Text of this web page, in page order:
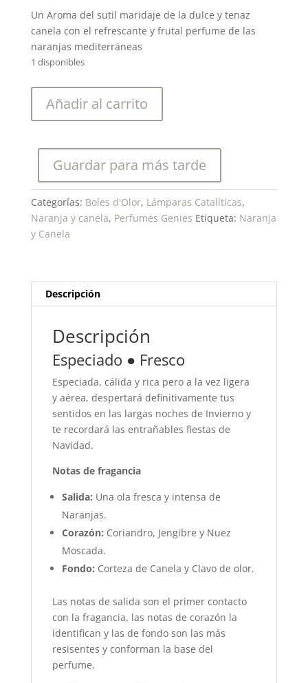
Un Aroma del sutil maridaje de la dulce y tenaz
canela con el refrescante y frutal perfume de las
naranjas mediterráneas
1 disponibles
d'olor-
Naranja
y
Canela
500
ml.
Añadir al carrito
Guardar para más tarde
Categorías: Boles d'Olor, Lámparas Catalíticas,
Naranja y canela, Perfumes Genies Etiqueta: Naranja
y Canela
Descripción
Descripción
Especiado ● Fresco
Especiada, cálida y rica pero a la vez ligera
y aérea, despertará definitivamente tus
sentidos en las largas noches de Invierno y
te recordará las entrañables fiestas de
Navidad.
Notas de fragancia
Salida: Una ola fresca y intensa de
Naranjas.
Corazón: Coriandro, Jengibre y Nuez
Moscada.
Fondo: Corteza de Canela y Clavo de olor.
Las notas de salida son el primer contacto
con la fragancia, las notas de corazón la
identifican y las de fondo son las más
resisentes y conforman la base del
perfume.